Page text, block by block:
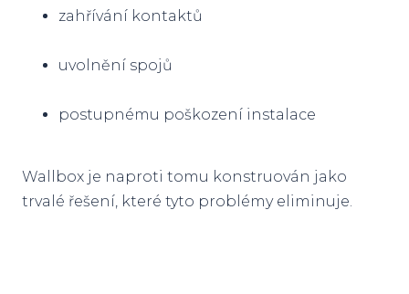
zahřívání kontaktů
uvolnění spojů
postupnému poškození instalace
Wallbox je naproti tomu konstruován jako
trvalé řešení, které tyto problémy eliminuje.